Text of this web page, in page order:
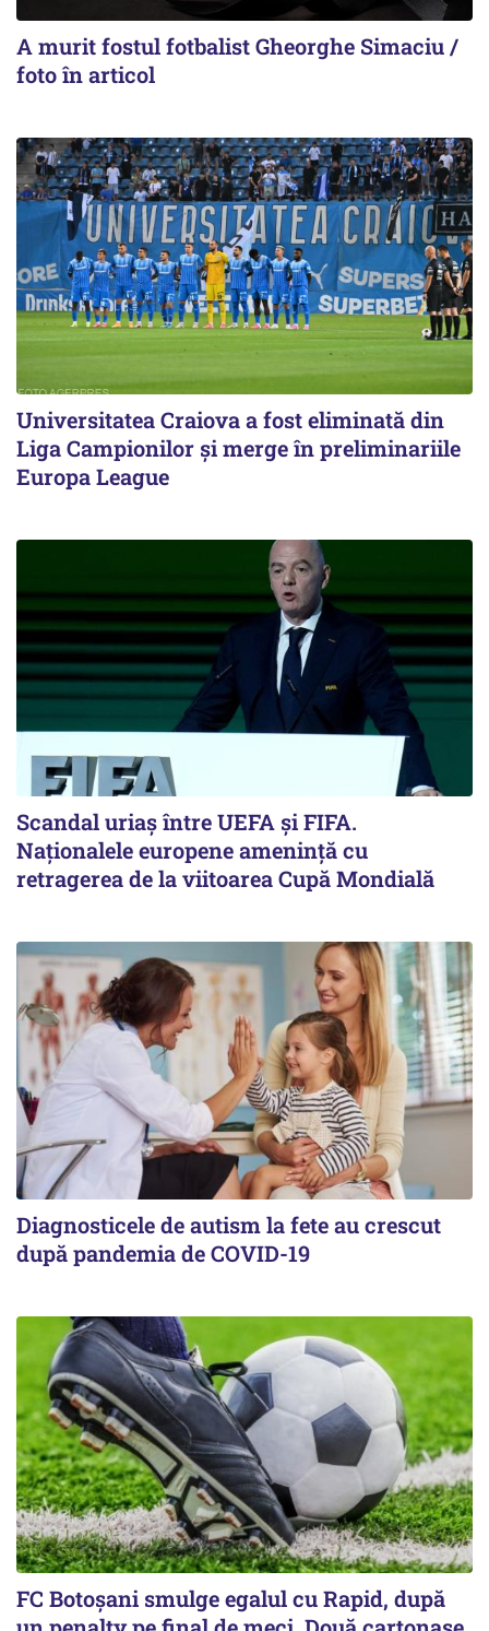
A murit fostul fotbalist Gheorghe Simaciu /
foto în articol
Universitatea Craiova a fost eliminată din
Liga Campionilor şi merge în preliminariile
Europa League
Scandal uriaş între UEFA şi FIFA.
Naţionalele europene ameninţă cu
retragerea de la viitoarea Cupă Mondială
Diagnosticele de autism la fete au crescut
după pandemia de COVID-19
FC Botoşani smulge egalul cu Rapid, după